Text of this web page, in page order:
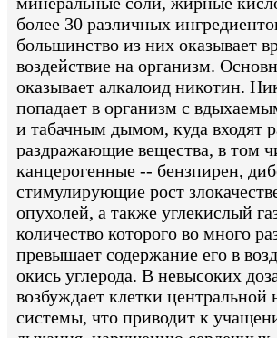
более 30 различных
большинство из них оказывает
воздействие на организм.
оказывает алкалоид никотин.
попадает в организм с
и табачным дымом, куда входят
раздражающие вещества, в том
канцерогенные -- бензпирен,
стимулирующие рост
опухолей, а также углекислый
количество которого во много
превышает содержание его в
окись углерода. В невысоких
возбуждает клетки центральной
системы, что приводит к